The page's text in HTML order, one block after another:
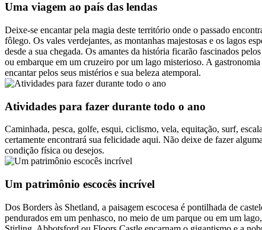
Uma viagem ao país das lendas
Deixe-se encantar pela magia deste território onde o passado
fôlego. Os vales verdejantes, as montanhas majestosas e os lagos
desde a sua chegada. Os amantes da história ficarão fascinados
ou embarque em um cruzeiro por um lago misterioso. A
encantar pelos seus mistérios e sua beleza atemporal.
Atividades para fazer durante todo o ano
Caminhada, pesca, golfe, esqui, ciclismo, vela, equitação, surf,
certamente encontrará sua felicidade aqui. Não deixe de fazer
condição física ou desejos.
Um patrimônio escocês incrível
Dos Borders às Shetland, a paisagem escocesa é pontilhada de
pendurados em um penhasco, no meio de um parque ou em um